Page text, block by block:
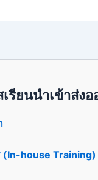
รียนนำเข้าส่งอ
(In-house Training)